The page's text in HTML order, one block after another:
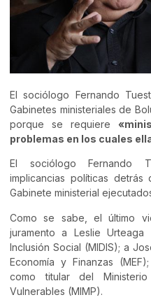
El sociólogo Fernando
Gabinetes ministeriales de
porque se requiere
problemas en los cuales
El sociólogo Fernando
implicancias políticas
Gabinete ministerial
Como se sabe, el último
juramento a Leslie
Inclusión Social (MIDIS); a
Economía y Finanzas
como titular del
Vulnerables (MIMP).